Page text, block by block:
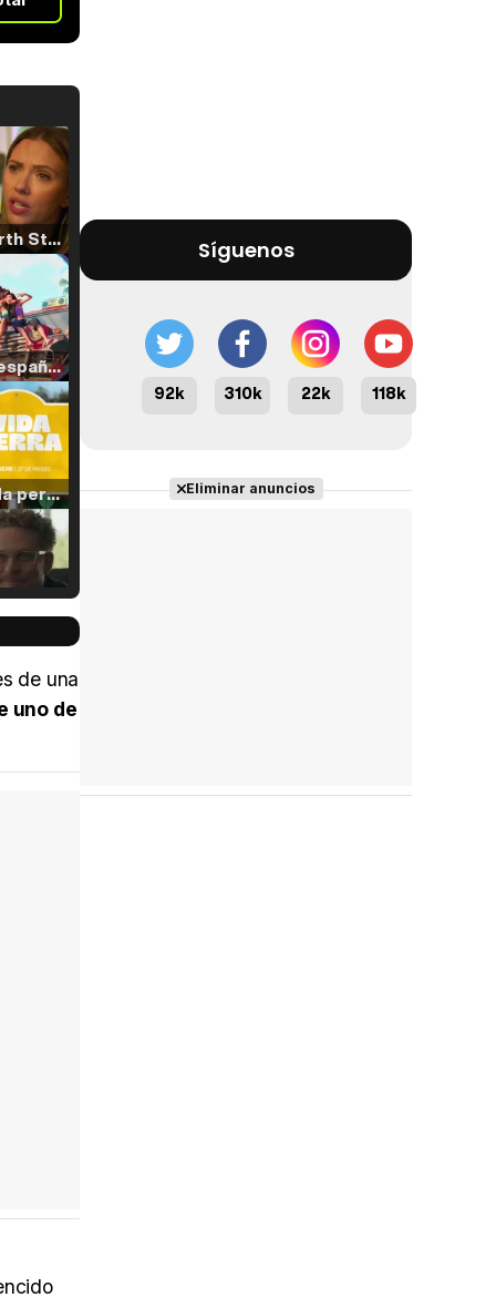
Tráiler 'North Star' (2023)
Tráiler en español de 'La isla olvidada'
Tráiler 'Vida perra' (2026)
Tráiler Oficial en VOSE 'The Audacity'
de una
uno de
Síguenos
92k 310k 22k 118k
Eliminar anuncios